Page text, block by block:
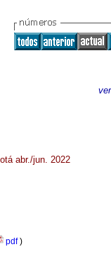
abr./jun. 2022
pdf)